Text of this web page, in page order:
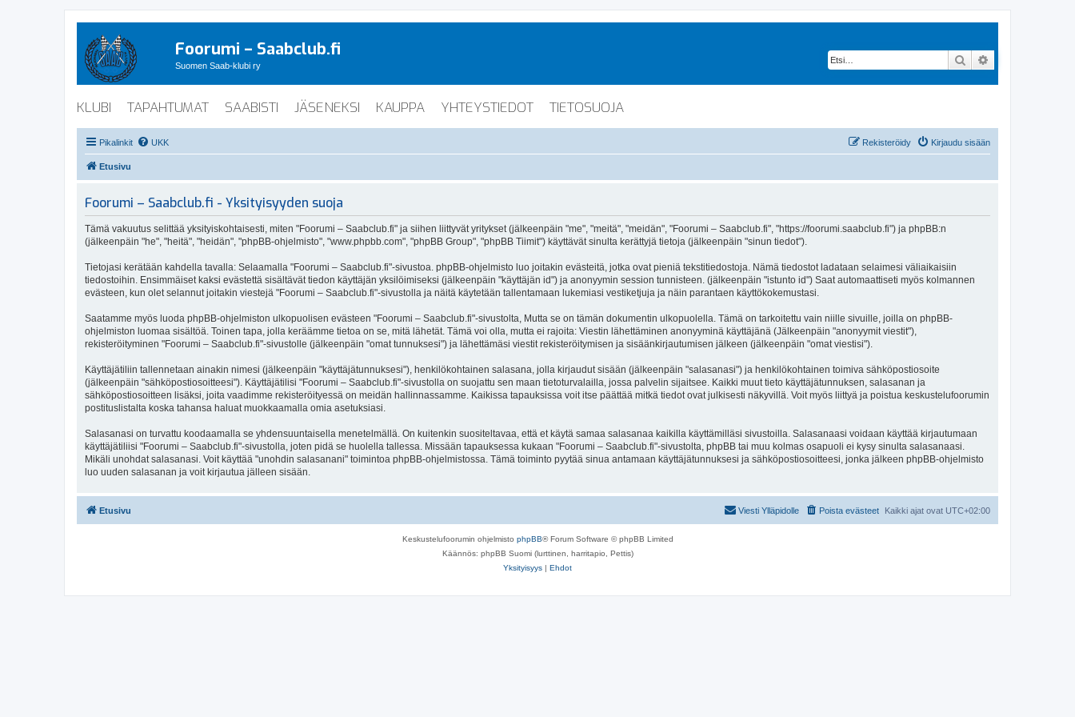
Foorumi – Saabclub.fi
Suomen Saab-klubi ry Etsi
KLUBI TAPAHTUMAT SAABISTI JÄSENEKSI KAUPPA YHTEYSTIEDOT TIETOSUOJA
Pikalinkit UKK Kirjaudu sisään
Rekisteröidy
Etusivu
Foorumi – Saabclub.fi - Yksityisyyden suoja
Tämä vakuutus selittää yksityiskohtaisesti, miten "Foorumi – Saabclub.fi" ja siihen liittyvät yritykset (jälkeenpäin "me", "meitä", "meidän", "Foorumi – Saabclub.fi", "https://foorumi.saabclub.fi") ja phpBB:n
(jälkeenpäin "he", "heitä", "heidän", "phpBB-ohjelmisto", "www.phpbb.com", "phpBB Group", "phpBB Tiimit") käyttävät sinulta kerättyjä tietoja (jälkeenpäin "sinun tiedot").
Tietojasi kerätään kahdella tavalla: Selaamalla "Foorumi – Saabclub.fi"-sivustoa. phpBB-ohjelmisto luo joitakin evästeitä, jotka ovat pieniä tekstitiedostoja. Nämä tiedostot ladataan selaimesi väliaikaisiin
tiedostoihin. Ensimmäiset kaksi evästettä sisältävät tiedon käyttäjän yksilöimiseksi (jälkeenpäin "käyttäjän id") ja anonyymin session tunnisteen. (jälkeenpäin "istunto id") Saat automaattiseti myös kolmannen
evästeen, kun olet selannut joitakin viestejä "Foorumi – Saabclub.fi"-sivustolla ja näitä käytetään tallentamaan lukemiasi vestiketjuja ja näin parantaen käyttökokemustasi.
Saatamme myös luoda phpBB-ohjelmiston ulkopuolisen evästeen "Foorumi – Saabclub.fi"-sivustolta, Mutta se on tämän dokumentin ulkopuolella. Tämä on tarkoitettu vain niille sivuille, joilla on phpBB-
ohjelmiston luomaa sisältöä. Toinen tapa, jolla keräämme tietoa on se, mitä lähetät. Tämä voi olla, mutta ei rajoita: Viestin lähettäminen anonyyminä käyttäjänä (Jälkeenpäin "anonyymit viestit"),
rekisteröityminen "Foorumi – Saabclub.fi"-sivustolle (jälkeenpäin "omat tunnuksesi") ja lähettämäsi viestit rekisteröitymisen ja sisäänkirjautumisen jälkeen (jälkeenpäin "omat viestisi").
Käyttäjätiliin tallennetaan ainakin nimesi (jälkeenpäin "käyttäjätunnuksesi"), henkilökohtainen salasana, jolla kirjaudut sisään (jälkeenpäin "salasanasi") ja henkilökohtainen toimiva sähköpostiosoite
(jälkeenpäin "sähköpostiosoitteesi"). Käyttäjätilisi "Foorumi – Saabclub.fi"-sivustolla on suojattu sen maan tietoturvalailla, jossa palvelin sijaitsee. Kaikki muut tieto käyttäjätunnuksen, salasanan ja
sähköpostiosoitteen lisäksi, joita vaadimme rekisteröityessä on meidän hallinnassamme. Kaikissa tapauksissa voit itse päättää mitkä tiedot ovat julkisesti näkyvillä. Voit myös liittyä ja poistua keskustelufoorumin
postituslistalta koska tahansa haluat muokkaamalla omia asetuksiasi.
Salasanasi on turvattu koodaamalla se yhdensuuntaisella menetelmällä. On kuitenkin suositeltavaa, että et käytä samaa salasanaa kaikilla käyttämilläsi sivustoilla. Salasanaasi voidaan käyttää kirjautumaan
käyttäjätiliisi "Foorumi – Saabclub.fi"-sivustolla, joten pidä se huolella tallessa. Missään tapauksessa kukaan "Foorumi – Saabclub.fi"-sivustolta, phpBB tai muu kolmas osapuoli ei kysy sinulta salasanaasi.
Mikäli unohdat salasanasi. Voit käyttää "unohdin salasanani" toimintoa phpBB-ohjelmistossa. Tämä toiminto pyytää sinua antamaan käyttäjätunnuksesi ja sähköpostiosoitteesi, jonka jälkeen phpBB-ohjelmisto
luo uuden salasanan ja voit kirjautua jälleen sisään.
Etusivu Kaikki ajat ovat UTC+02:00
Poista evästeet
Viesti Ylläpidolle
Keskustelufoorumin ohjelmisto phpBB® Forum Software © phpBB Limited
Käännös: phpBB Suomi (lurttinen, harritapio, Pettis)
Yksityisyys | Ehdot